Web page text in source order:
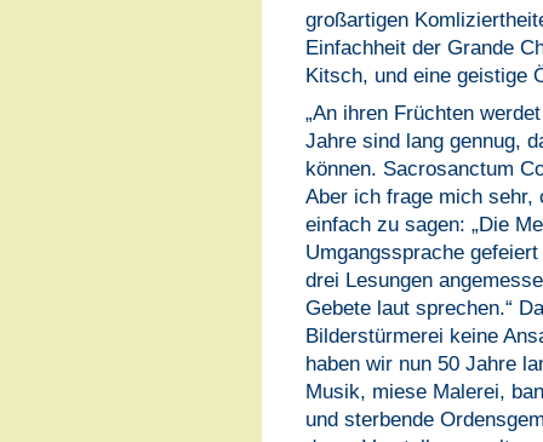
großartigen
Einfachheit der Grande
Kitsch, und eine geistige
„An ihren Früchten
Jahre sind lang gennug,
können. Sacrosanctum
Aber ich frage mich sehr,
einfach zu sagen: „Die
Umgangssprache
drei Lesungen
Gebete laut sprechen.“
Bilderstürmerei keine
haben wir nun 50 Jahre
Musik, miese Malerei,
und sterbende